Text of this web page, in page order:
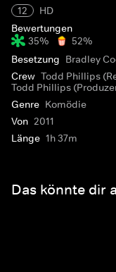
12
HD
Bewertungen
35%
52%
Besetzung Bradley
Crew Todd Phillips
Todd Phillips
Genre Komödie
Von 2011
Länge 1h 37m
Das könnte dir